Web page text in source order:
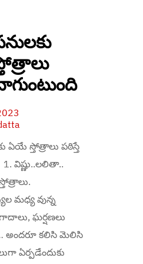
ఏయే స్తోత్రాలు పఠిస్తే
విష్ణు..లలితా..
మధ్య వున్న
ఘర్షణలు
కలిసి మెలిసి
ఏర్పడేందుకు